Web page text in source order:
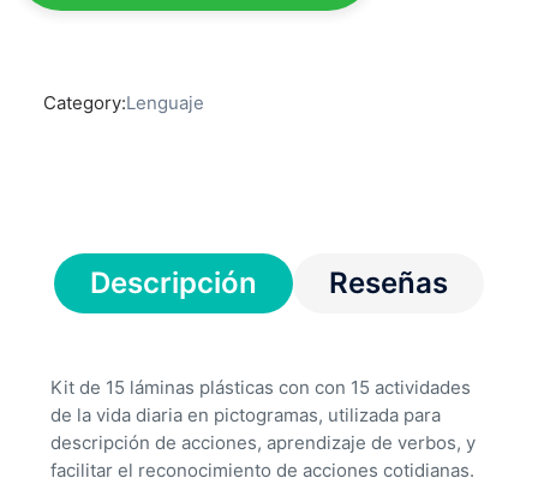
Category:Lenguaje
Descripción Reseñas
Kit de 15 láminas plásticas con con 15 actividades
de la vida diaria en pictogramas, utilizada para
descripción de acciones, aprendizaje de verbos, y
facilitar el reconocimiento de acciones cotidianas.